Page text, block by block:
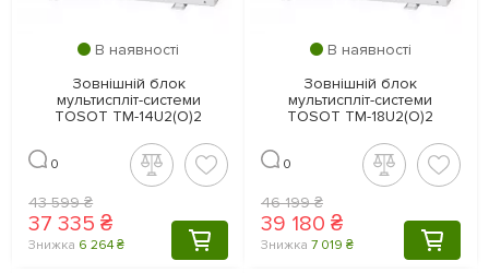
В наявності
Зовнішній блок
мультиспліт-системи
TOSOT TM-14U2(O)2
0
37 335 ₴
43 599 ₴
Знижка 6 264 ₴
В наявності
Зовнішній блок
мультиспліт-системи
TOSOT TM-18U2(O)2
0
39 180 ₴
46 199 ₴
Знижка 7 019 ₴